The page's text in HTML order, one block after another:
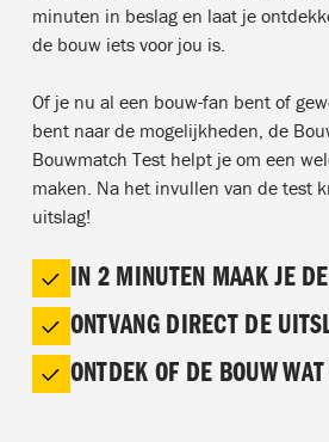
minuten in beslag en laat je
de bouw iets voor jou is.
Of je nu al een bouw-fan bent of
bent naar de mogelijkheden, de
Bouwmatch Test helpt je om een
maken. Na het invullen van de test
uitslag!
IN 2 MINUTEN MAAK JE
ONTVANG DIRECT DE
ONTDEK OF DE BOUW